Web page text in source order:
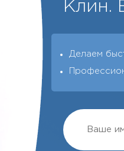
Клин.
Делаем